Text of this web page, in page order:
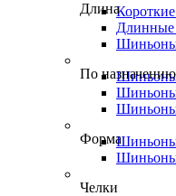
Длина
Шиньоны
По назначению
Шиньоны
Шиньоны
Форма
Челки